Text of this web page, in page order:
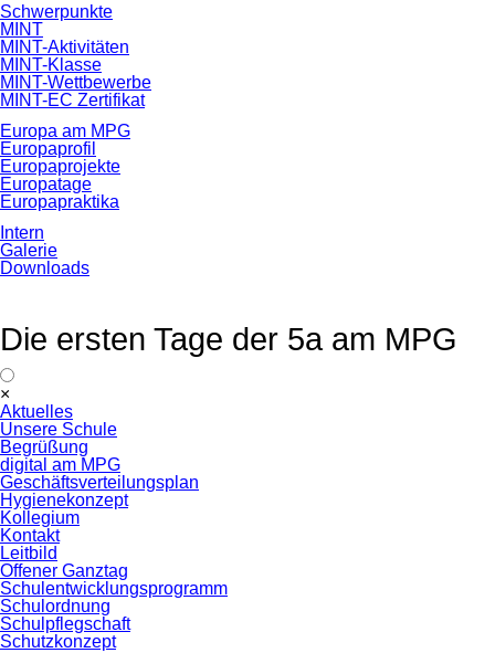
Schwerpunkte
MINT
MINT-Aktivitäten
MINT-Klasse
MINT-Wettbewerbe
MINT-EC Zertifikat
Europa am MPG
Europaprofil
Europaprojekte
Europatage
Europapraktika
Intern
Galerie
Downloads
Die ersten Tage der 5a am MPG
×
überspringen
Aktuelles
Unsere Schule
Begrüßung
digital am MPG
Geschäftsverteilungsplan
Hygienekonzept
Kollegium
Kontakt
Leitbild
Offener Ganztag
Schulentwicklungsprogramm
Schulordnung
Schulpflegschaft
Schutzkonzept